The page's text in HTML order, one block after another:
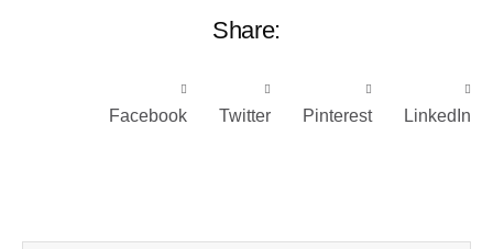
Share:
Facebook Twitter Pinterest LinkedIn